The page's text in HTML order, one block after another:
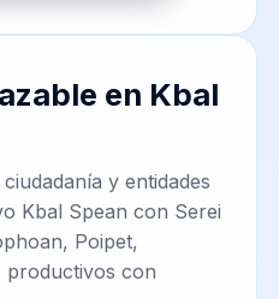
en Kbal
y entidades
Kbal Spean con Serei
Poipet,
productivos con